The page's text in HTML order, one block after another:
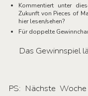
Kommentiert unter
Zukunft von Pieces of
hier lesen/sehen?
Für doppelte
Das Gewinnspiel
PS: Nächste